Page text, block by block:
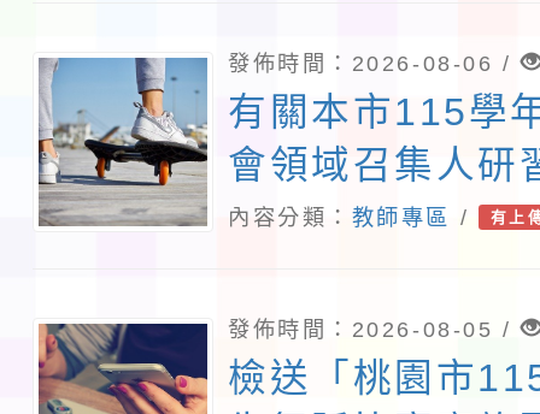
臺教文(六)字第
1152502188A
布，茲檢送發布
正條文各1份，
發佈時間：2026-08-06 /
有關本市115學
會領域召集人研
案，請轉知相關
內容分類： 教師專區 / 有上
發佈時間：2026-08-05 /
檢送「桃園市